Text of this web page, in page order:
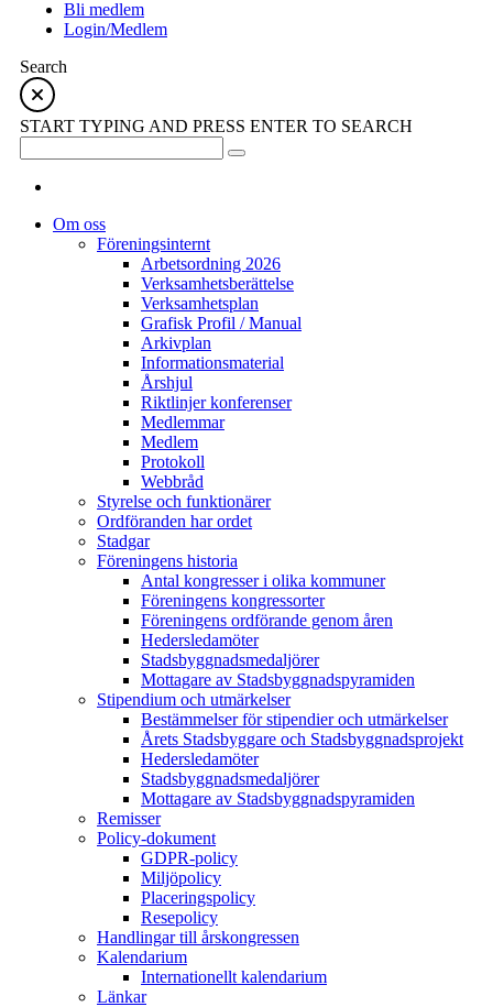
Bli medlem
Login/Medlem
Search
START TYPING AND PRESS ENTER TO SEARCH
Om oss
Föreningsinternt
Arbetsordning 2026
Verksamhetsberättelse
Verksamhetsplan
Grafisk Profil / Manual
Arkivplan
Informationsmaterial
Årshjul
Riktlinjer konferenser
Medlemmar
Medlem
Protokoll
Webbråd
Styrelse och funktionärer
Ordföranden har ordet
Stadgar
Föreningens historia
Antal kongresser i olika kommuner
Föreningens kongressorter
Föreningens ordförande genom åren
Hedersledamöter
Stadsbyggnadsmedaljörer
Mottagare av Stadsbyggnadspyramiden
Stipendium och utmärkelser
Bestämmelser för stipendier och utmärkelser
Årets Stadsbyggare och Stadsbyggnadsprojekt
Hedersledamöter
Stadsbyggnadsmedaljörer
Mottagare av Stadsbyggnadspyramiden
Remisser
Policy-dokument
GDPR-policy
Miljöpolicy
Placeringspolicy
Resepolicy
Handlingar till årskongressen
Kalendarium
Internationellt kalendarium
Länkar